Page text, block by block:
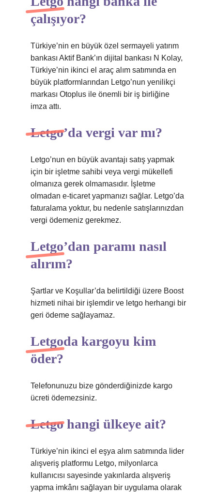
çalışıyor?
Türkiye’nin en büyük özel sermayeli yatırım
bankası Aktif Bank’ın dijital bankası N Kolay,
Türkiye’nin ikinci el araç alım satımında en
büyük platformlarından Letgo’nun yenilikçi
markası Otoplus ile önemli bir iş birliğine
imza attı.
Letgo’da vergi var mı?
Letgo’nun en büyük avantajı satış yapmak
için bir işletme sahibi veya vergi mükellefi
olmanıza gerek olmamasıdır. İşletme
olmadan e-ticaret yapmanızı sağlar. Letgo’da
faturalama yoktur, bu nedenle satışlarınızdan
vergi ödemeniz gerekmez.
Letgo’dan paramı nasıl
alırım?
Şartlar ve Koşullar’da belirtildiği üzere Boost
hizmeti nihai bir işlemdir ve letgo herhangi bir
geri ödeme sağlayamaz.
Letgoda kargoyu kim
öder?
Telefonunuzu bize gönderdiğinizde kargo
ücreti ödemezsiniz.
Letgo hangi ülkeye ait?
Türkiye’nin ikinci el eşya alım satımında lider
alışveriş platformu Letgo, milyonlarca
kullanıcısı sayesinde yakınlarda alışveriş
yapma imkânı sağlayan bir uygulama olarak